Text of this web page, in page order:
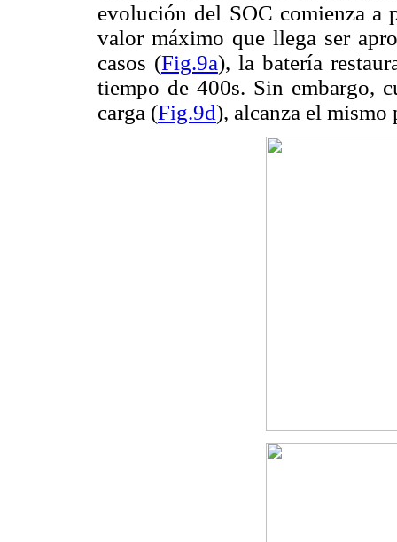
evolución del SOC comienza a
valor máximo que llega ser
casos (Fig.9a), la batería
tiempo de 400s. Sin embargo,
carga (Fig.9d), alcanza el mismo